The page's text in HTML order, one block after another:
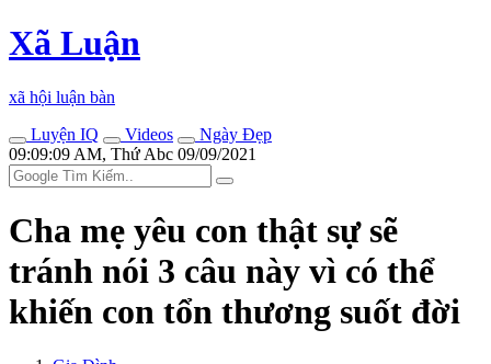
Xã Luận
xã hội luận bàn
Luyện IQ
Videos
Ngày Đẹp
09:09:09 AM, Thứ Abc 09/09/2021
Cha mẹ yêu con thật sự sẽ
tránh nói 3 câu này vì có thể
khiến con tổn thương suốt đời